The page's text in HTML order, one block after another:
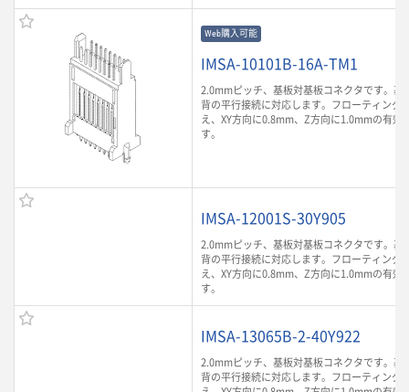
Web購入可能
IMSA-10101B-16A-TM1
2.0mmピッチ、基板対基板コネクタです。基
背の平行接続に対応します。フローティング
え、XY方向に0.8mm、Z方向に1.0mmの有効
す。
IMSA-12001S-30Y905
2.0mmピッチ、基板対基板コネクタです。基
背の平行接続に対応します。フローティング
え、XY方向に0.8mm、Z方向に1.0mmの有効
す。
IMSA-13065B-2-40Y922
2.0mmピッチ、基板対基板コネクタです。基
背の平行接続に対応します。フローティング